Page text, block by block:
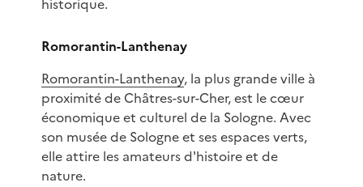
historique.
Romorantin-Lanthenay
Romorantin-Lanthenay, la plus grande ville à
proximité de Châtres-sur-Cher, est le cœur
économique et culturel de la Sologne. Avec
son musée de Sologne et ses espaces verts,
elle attire les amateurs d'histoire et de
nature.